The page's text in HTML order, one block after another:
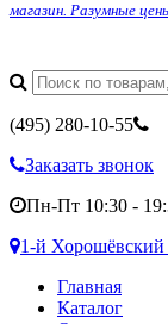
магазин. Разумные
(495) 280-10-55
Заказать звонок
Пн-Пт 10:30 -
1-й Хорошёвский
Главная
Каталог